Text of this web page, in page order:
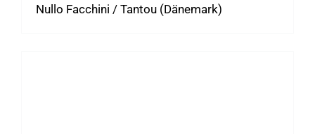
Nullo Facchini / Tantou (Dänemark)